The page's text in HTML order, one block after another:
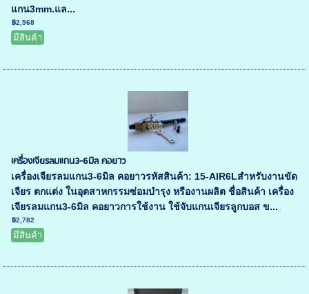
แกน3mm.แล...
฿2,568
มีสินค้า
เครื่องเจียรลมแกน3-6มิล คอยาว
เครื่องเจียรลมแกน3-6มิล คอยาวรหัสสินค้า: 15-AIR6Lสำหรับงานขัด
เจียร ตกแต่ง ในอุตสาหกรรมซ่อมบำรุง หรืองานผลิต ชื่อสินค้า เครื่อง
เจียรลมแกน3-6มิล คอยาวการใช้งาน ใช้จับแกนเจียรลูกบอส ข...
฿2,782
มีสินค้า